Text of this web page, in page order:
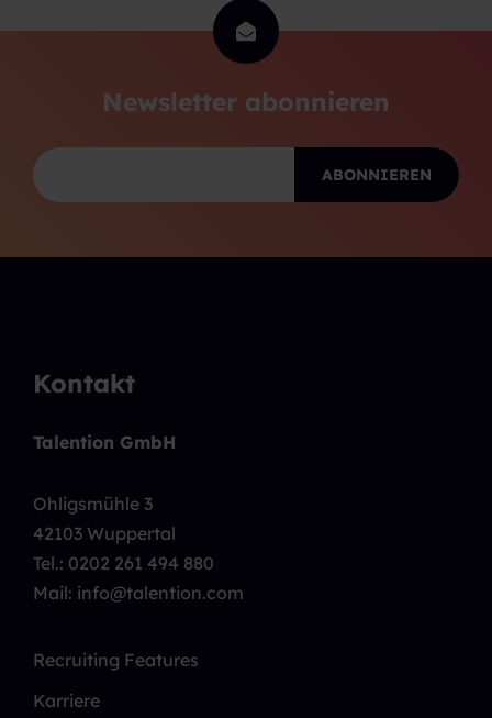
Newsletter abonnieren
Kontakt
Talention GmbH
Ohligsmühle 3
42103 Wuppertal
Tel.: 0202 261 494 880
Mail: info@talention.com
Recruiting Features
Karriere